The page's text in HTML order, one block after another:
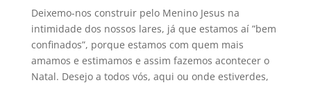
Deixemo-nos construir pelo Menino Jesus na
intimidade dos nossos lares, já que estamos aí ”bem
confinados”, porque estamos com quem mais
amamos e estimamos e assim fazemos acontecer o
Natal. Desejo a todos vós, aqui ou onde estiverdes,